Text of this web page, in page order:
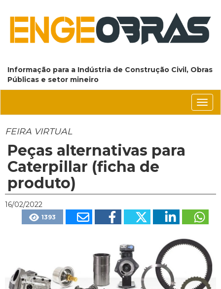
Informação para a Indústria de Construção Civil, Obras
Públicas e setor mineiro
FEIRA VIRTUAL
Peças alternativas para
Caterpillar (ficha de
produto)
16/02/2022
1393